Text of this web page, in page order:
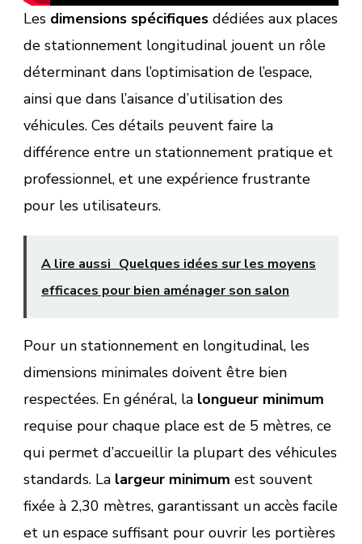
Les dimensions spécifiques dédiées aux places
de stationnement longitudinal jouent un rôle
déterminant dans l’optimisation de l’espace,
ainsi que dans l’aisance d’utilisation des
véhicules. Ces détails peuvent faire la
différence entre un stationnement pratique et
professionnel, et une expérience frustrante
pour les utilisateurs.
A lire aussi Quelques idées sur les moyens
efficaces pour bien aménager son salon
Pour un stationnement en longitudinal, les
dimensions minimales doivent être bien
respectées. En général, la longueur minimum
requise pour chaque place est de 5 mètres, ce
qui permet d’accueillir la plupart des véhicules
standards. La largeur minimum est souvent
fixée à 2,30 mètres, garantissant un accès facile
et un espace suffisant pour ouvrir les portières